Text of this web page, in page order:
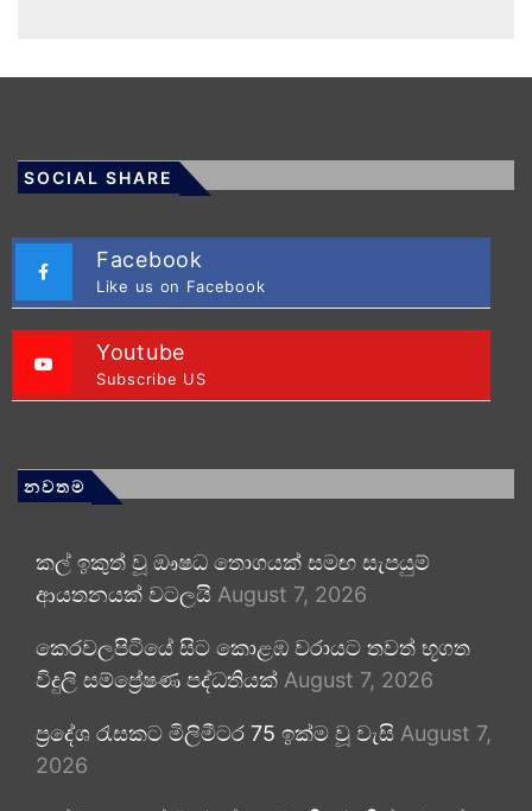
SOCIAL SHARE
Facebook
Like us on Facebook
Youtube
Subscribe US
නවතම
කල් ඉකුත් වූ ඖෂධ තොගයක් සමඟ සැපයුම්
ආයතනයක් වටලයි August 7, 2026
කෙරවලපිටියේ සිට කොළඹ වරායට තවත් භූගත
විදුලි සම්ප්‍රේෂණ පද්ධතියක් August 7, 2026
ප්‍රදේශ රැසකට මිලිමීටර 75 ඉක්ම වූ වැසි August 7,
2026